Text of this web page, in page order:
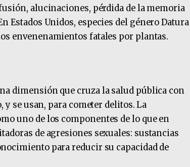
alucinaciones, pérdida de la memoria
Estados Unidos, especies del género Datura
envenenamientos fatales por plantas.
dimensión que cruza la salud pública con
se usan, para cometer delitos. La
uno de los componentes de lo que en
de agresiones sexuales: sustancias
para reducir su capacidad de